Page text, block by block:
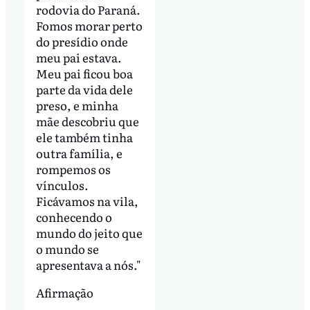
rodovia do Paraná.
Fomos morar perto
do presídio onde
meu pai estava.
Meu pai ficou boa
parte da vida dele
preso, e minha
mãe descobriu que
ele também tinha
outra família, e
rompemos os
vínculos.
Ficávamos na vila,
conhecendo o
mundo do jeito que
o mundo se
apresentava a nós."
Afirmação